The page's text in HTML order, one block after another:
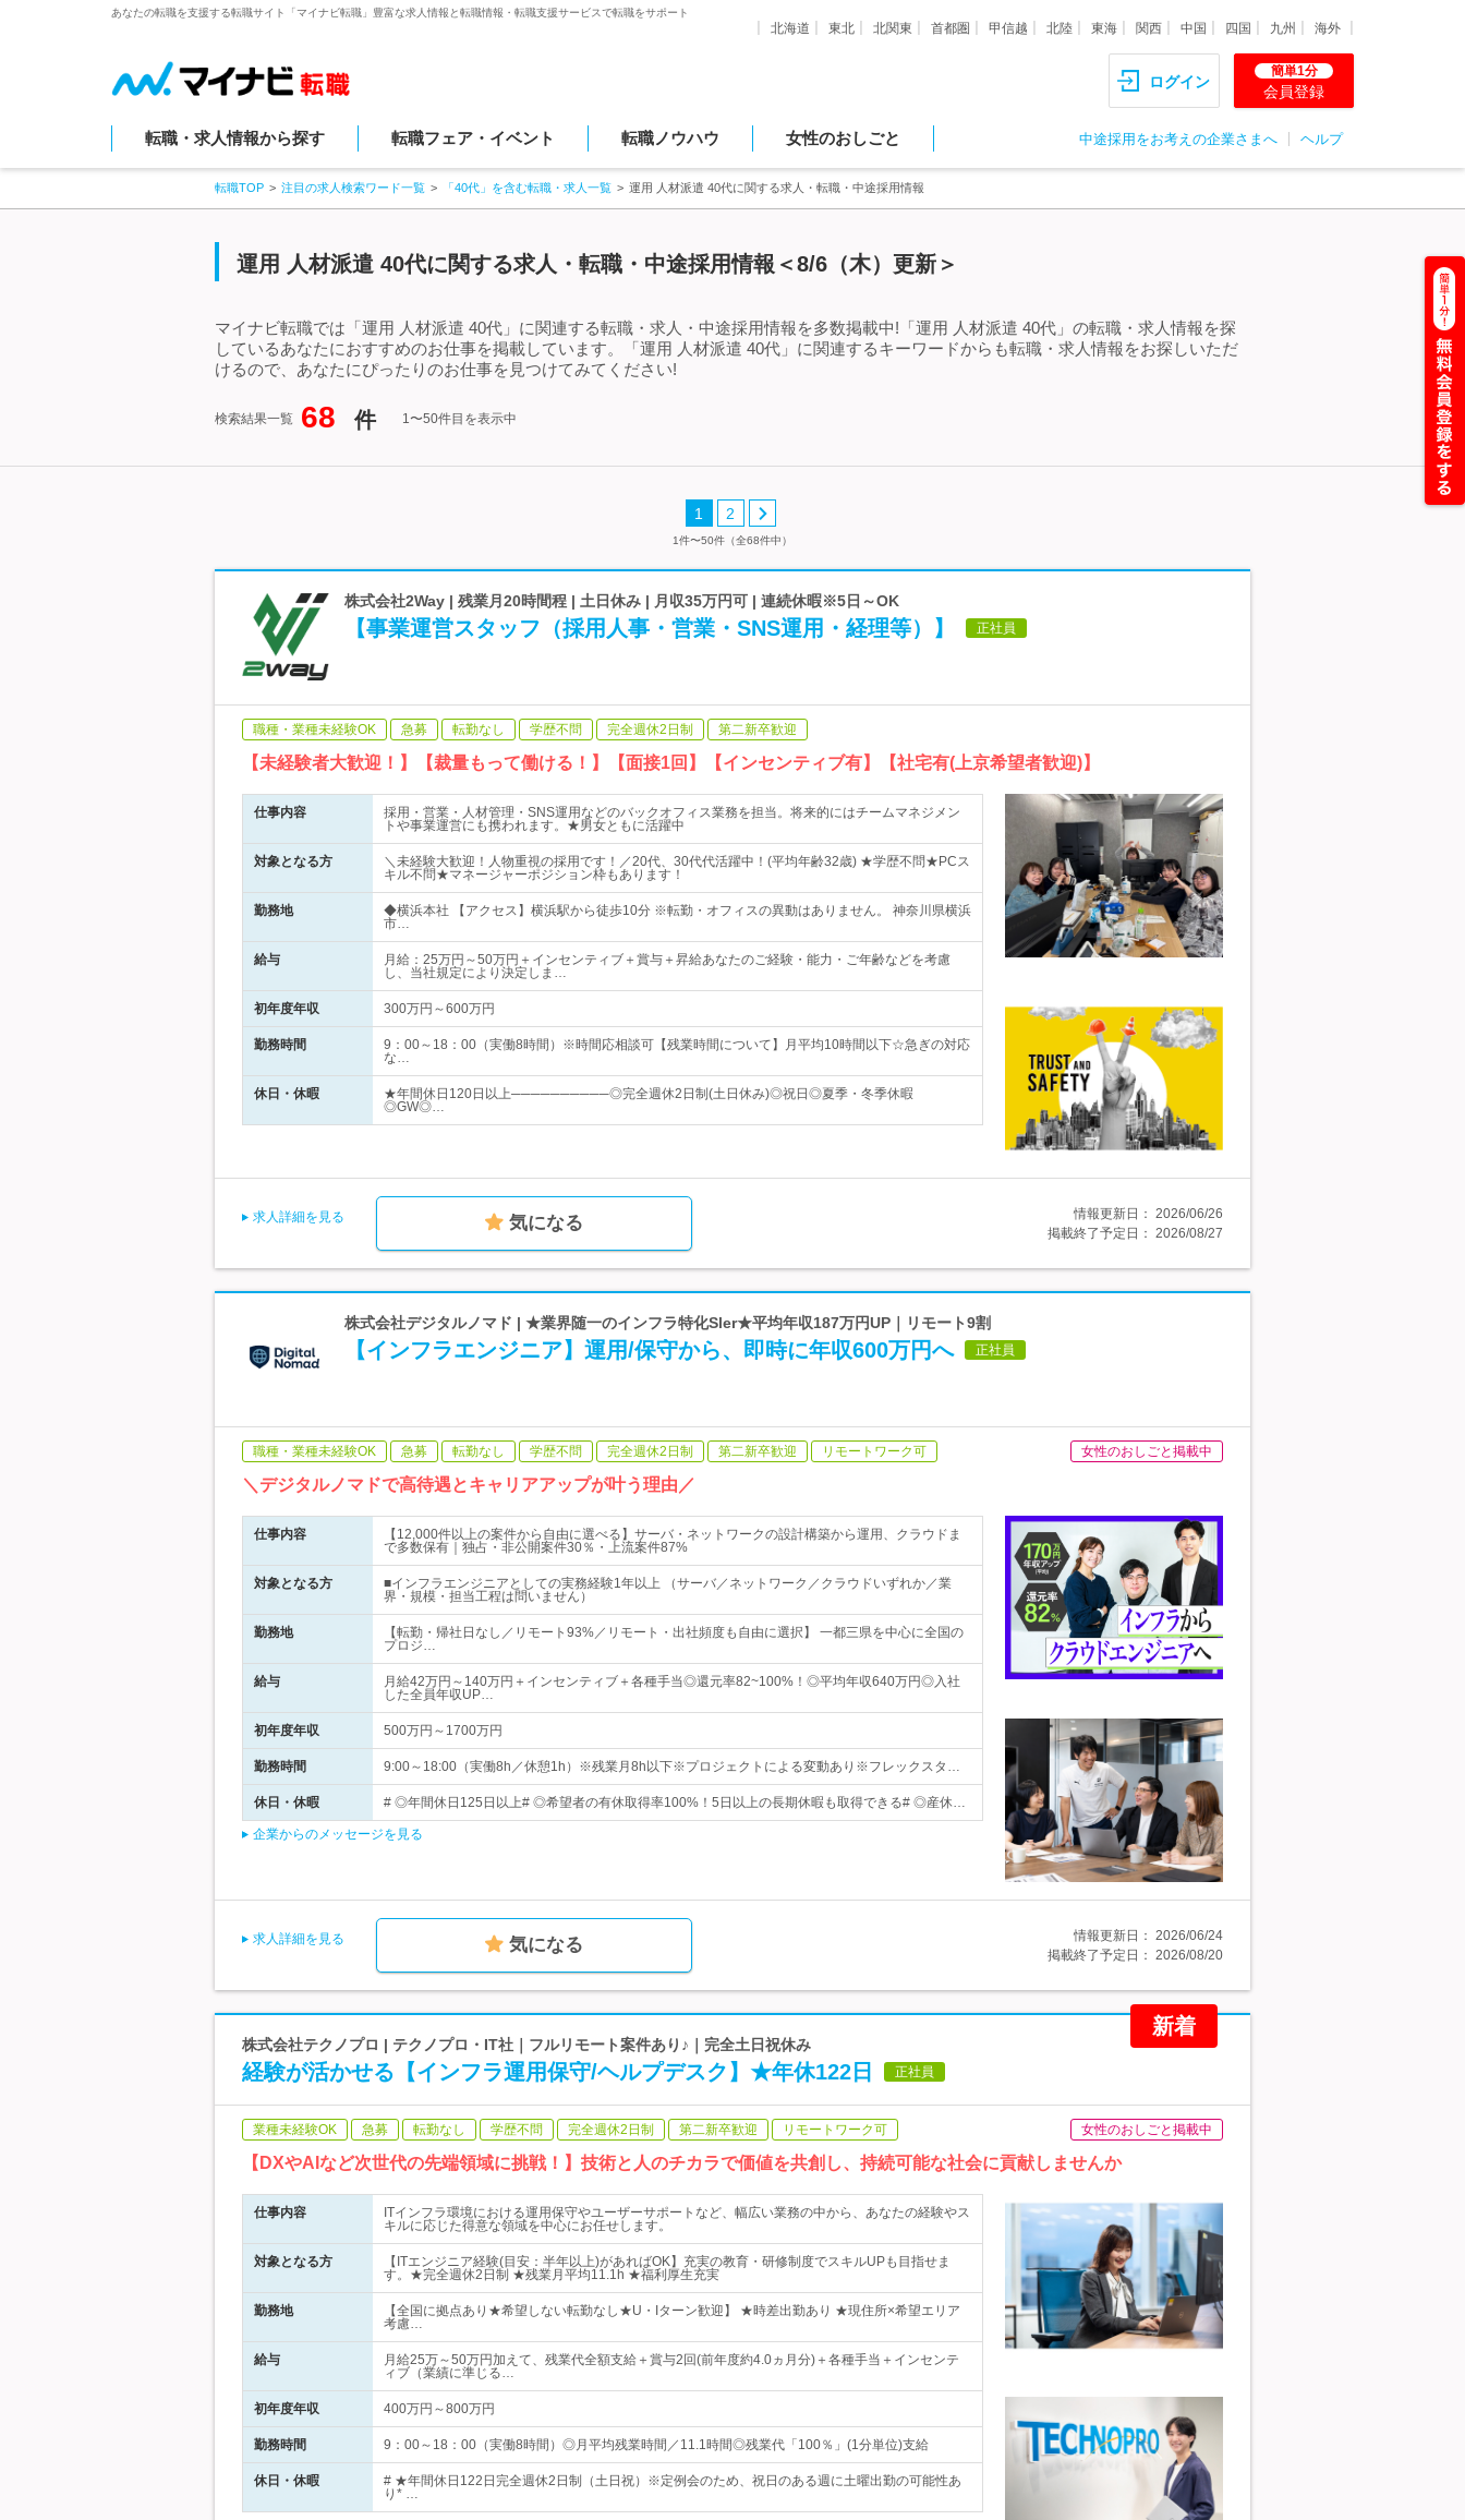
あなたの転職を支援する転職サイト「マイナビ転職」豊富な求人情報と転職情報・転職支援サービスで転職をサポート
北海道 東北 北関東 首都圏 甲信越 北陸 東海 関西 中国 四国 九州 海外
ログイン
簡単1分
会員登録
転職・求人情報から探す 転職フェア・イベント 転職ノウハウ 女性のおしごと 中途採用をお考えの企業さまへ ヘルプ
転職TOP 注目の求人検索ワード一覧 「40代」を含む転職・求人一覧 運用 人材派遣 40代に関する求人・転職・中途採用情報
運用 人材派遣 40代に関する求人・転職・中途採用情報＜8/6（木）更新＞
マイナビ転職では「運用 人材派遣 40代」に関連する転職・求人・中途採用情報を多数掲載中!「運用 人材派遣 40代」の転職・求人情報を探
しているあなたにおすすめのお仕事を掲載しています。「運用 人材派遣 40代」に関連するキーワードからも転職・求人情報をお探しいただ
けるので、あなたにぴったりのお仕事を見つけてみてください!
検索結果一覧 68 件 1〜50件目を表示中
1 2
1件〜50件（全68件中）
株式会社2Way | 残業月20時間程 | 土日休み | 月収35万円可 | 連続休暇※5日～OK
【事業運営スタッフ（採用人事・営業・SNS運用・経理等）】 正社員
職種・業種未経験OK 急募 転勤なし 学歴不問 完全週休2日制 第二新卒歓迎
【未経験者大歓迎！】【裁量もって働ける！】【面接1回】【インセンティブ有】【社宅有(上京希望者歓迎)】
仕事内容
採用・営業・人材管理・SNS運用などのバックオフィス業務を担当。将来的にはチームマネジメン
トや事業運営にも携われます。★男女ともに活躍中
対象となる方
＼未経験大歓迎！人物重視の採用です！／20代、30代代活躍中！(平均年齢32歳) ★学歴不問★PCス
キル不問★マネージャーポジション枠もあります！
勤務地
◆横浜本社 【アクセス】横浜駅から徒歩10分 ※転勤・オフィスの異動はありません。 神奈川県横浜
市…
給与
月給：25万円～50万円＋インセンティブ＋賞与＋昇給あなたのご経験・能力・ご年齢などを考慮
し、当社規定により決定しま…
初年度年収 300万円～600万円
勤務時間
9：00～18：00（実働8時間）※時間応相談可【残業時間について】月平均10時間以下☆急ぎの対応
な…
休日・休暇
★年間休日120日以上──────────◎完全週休2日制(土日休み)◎祝日◎夏季・冬季休暇
◎GW◎…
求人詳細を見る 気になる 情報更新日： 2026/06/26
掲載終了予定日： 2026/08/27
株式会社デジタルノマド | ★業界随一のインフラ特化Sler★平均年収187万円UP｜リモート9割
【インフラエンジニア】運用/保守から、即時に年収600万円へ 正社員
職種・業種未経験OK 急募 転勤なし 学歴不問 完全週休2日制 第二新卒歓迎 リモートワーク可 女性のおしごと掲載中
＼デジタルノマドで高待遇とキャリアアップが叶う理由／
仕事内容
【12,000件以上の案件から自由に選べる】サーバ・ネットワークの設計構築から運用、クラウドま
で多数保有｜独占・非公開案件30％・上流案件87%
対象となる方
■インフラエンジニアとしての実務経験1年以上 （サーバ／ネットワーク／クラウドいずれか／業
界・規模・担当工程は問いません）
勤務地
【転勤・帰社日なし／リモート93%／リモート・出社頻度も自由に選択】 一都三県を中心に全国の
プロジ…
給与
月給42万円～140万円＋インセンティブ＋各種手当◎還元率82~100%！◎平均年収640万円◎入社
した全員年収UP…
初年度年収 500万円～1700万円
勤務時間 9:00～18:00（実働8h／休憩1h）※残業月8h以下※プロジェクトによる変動あり※フレックスタ…
休日・休暇 # ◎年間休日125日以上# ◎希望者の有休取得率100%！5日以上の長期休暇も取得できる# ◎産休…
企業からのメッセージを見る
求人詳細を見る 気になる 情報更新日： 2026/06/24
掲載終了予定日： 2026/08/20
新着
株式会社テクノプロ | テクノプロ・IT社｜フルリモート案件あり♪｜完全土日祝休み
経験が活かせる【インフラ運用保守/ヘルプデスク】★年休122日 正社員
業種未経験OK 急募 転勤なし 学歴不問 完全週休2日制 第二新卒歓迎 リモートワーク可 女性のおしごと掲載中
【DXやAIなど次世代の先端領域に挑戦！】技術と人のチカラで価値を共創し、持続可能な社会に貢献しませんか
仕事内容
ITインフラ環境における運用保守やユーザーサポートなど、幅広い業務の中から、あなたの経験やス
キルに応じた得意な領域を中心にお任せします。
対象となる方
【ITエンジニア経験(目安：半年以上)があればOK】充実の教育・研修制度でスキルUPも目指せま
す。★完全週休2日制 ★残業月平均11.1h ★福利厚生充実
勤務地
【全国に拠点あり★希望しない転勤なし★U・Iターン歓迎】 ★時差出勤あり ★現住所×希望エリア
考慮…
給与
月給25万～50万円加えて、残業代全額支給＋賞与2回(前年度約4.0ヵ月分)＋各種手当＋インセンテ
ィブ（業績に準じる…
初年度年収 400万円～800万円
勤務時間 9：00～18：00（実働8時間）◎月平均残業時間／11.1時間◎残業代「100％」(1分単位)支給
休日・休暇
# ★年間休日122日完全週休2日制（土日祝）※定例会のため、祝日のある週に土曜出勤の可能性あ
り* …